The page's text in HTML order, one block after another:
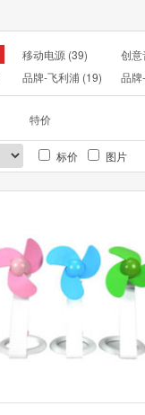
移动电源 (39)
创
品牌-飞利浦 (19) 品
特价
标价 图片